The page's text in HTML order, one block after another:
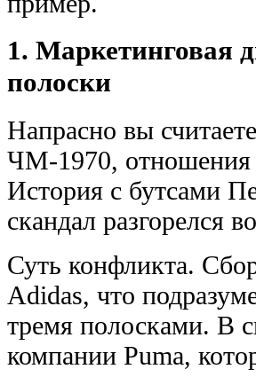
1. Маркетинговая
полоски
Напрасно вы
ЧМ-1970, отношения
История с бутсами
скандал разгорелся
Суть конфликта.
Adidas, что
тремя полосками. В
компании Puma,